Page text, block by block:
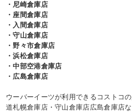
・尼崎倉庫店
・座間倉庫店
・入間倉庫店
・守山倉庫店
・野々市倉庫店
・浜松倉庫店
・中部空港倉庫店
・広島倉庫店
ウーバーイーツが利用できるコストコ
道札幌倉庫店・守山倉庫店広島倉庫店